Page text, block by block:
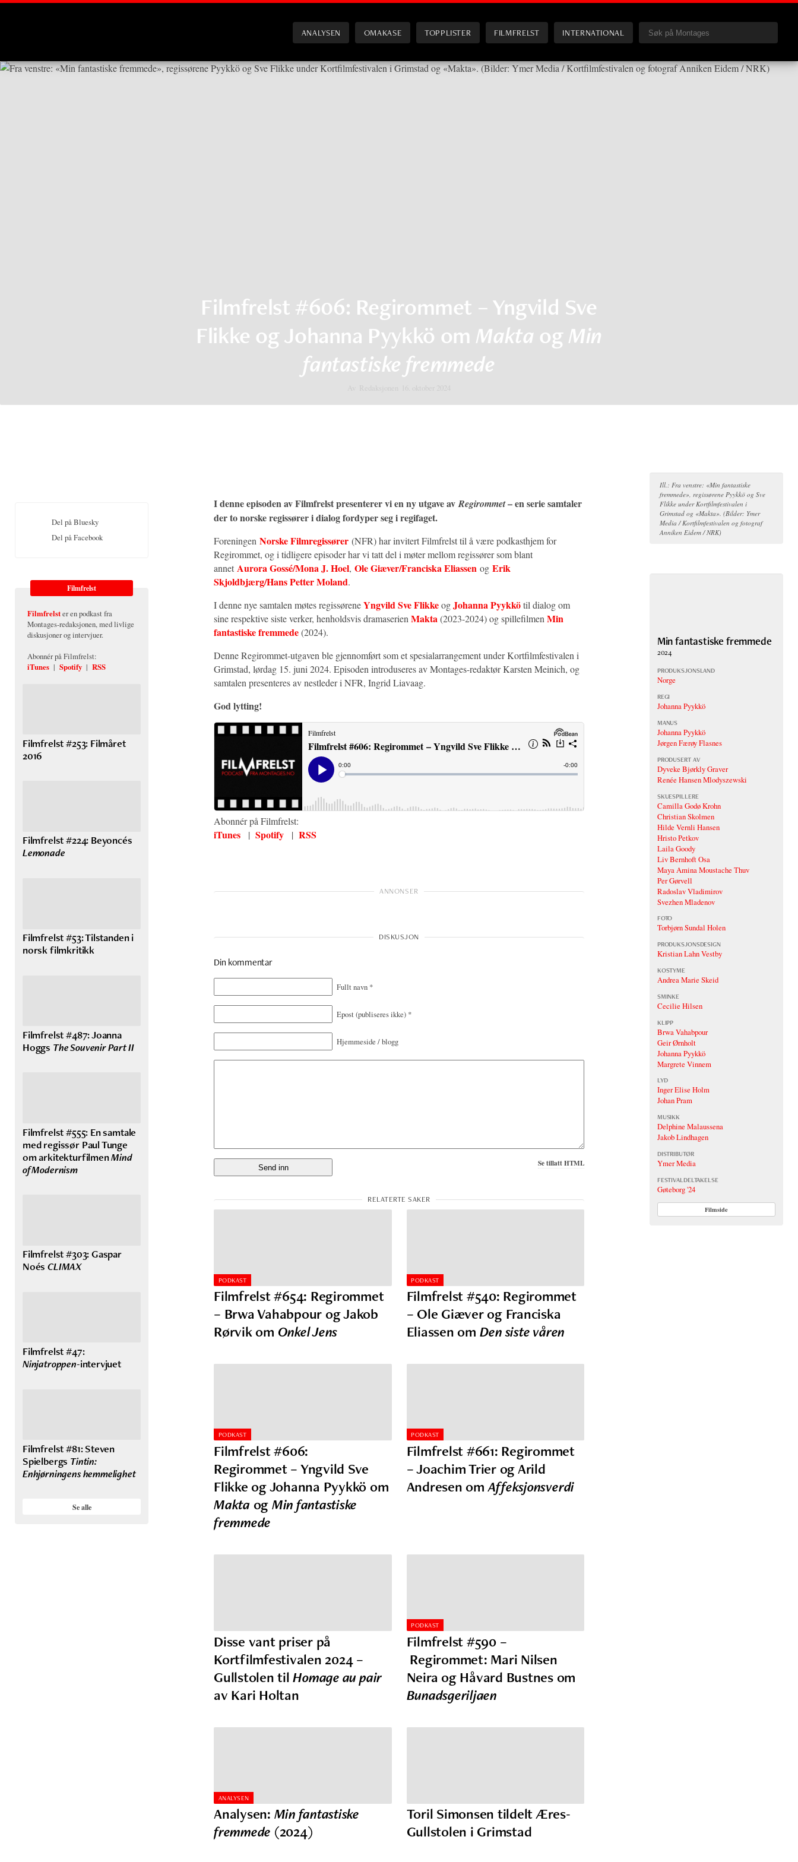
ANALYSEN OMAKASE TOPPLISTER FILMFRELST INTERNATIONAL
Filmfrelst #606: Regirommet – Yngvild Sve
Flikke og Johanna Pyykkö om Makta og Min
fantastiske fremmede
I denne episoden av Filmfrelst presenterer vi en ny utgave avRegirommet– en serie samtaler
der to norske regissører i dialog fordyper seg i regifaget.
Foreningen Norske Filmregissører (NFR) har invitert Filmfrelst til å være podkasthjem for
Regirommet, og i tidligere episoder har vi tatt del i møter mellom regissører som blant
annet Aurora Gossé/Mona J. Hoel, Ole Giæver/Franciska Eliassen og Erik
Skjoldbjærg/Hans Petter Moland.
I denne nye samtalen møtes regissøreneYngvild Sve FlikkeogJohanna Pyykkötil dialog om
sine respektive siste verker, henholdsvis dramaserienMakta(2023-2024) og spillefilmenMin
fantastiske fremmede(2024).
Denne Regirommet-utgaven ble gjennomført som et spesialarrangement under Kortfilmfestivalen i
Grimstad, lørdag 15. juni 2024. Episoden introduseres av Montages-redaktør Karsten Meinich, og
samtalen presenteres av nestleder i NFR, Ingrid Liavaag.
God lytting!
Abonnér på Filmfrelst:
iTunes | Spotify | RSS
Din kommentar
Fullt navn *
Epost(publiseres ikke) *
Hjemmeside / blogg
Se tillatt HTML
PODKAST
Filmfrelst #654: Regirommet
– Brwa Vahabpour og Jakob
Rørvik om Onkel Jens
PODKAST
Filmfrelst #540: Regirommet
– Ole Giæver og Franciska
Eliassen om Den siste våren
PODKAST
Filmfrelst #606:
Regirommet – Yngvild Sve
Flikke og Johanna Pyykkö om
Makta ogMin fantastiske
fremmede
PODKAST
Filmfrelst #661: Regirommet
– Joachim Trier og Arild
Andresen omAffeksjonsverdi
Disse vant priser på
Kortfilmfestivalen 2024 –
Gullstolen tilHomage au pair
av Kari Holtan
PODKAST
Filmfrelst #590 –
Regirommet: Mari Nilsen
Neira og Håvard Bustnes om
Bunadsgeriljaen
ANALYSEN
Analysen: Min fantastiske
fremmede (2024)
Toril Simonsen tildelt Æres-
Gullstolen i Grimstad
Del på Bluesky
Del på Facebook
Filmfrelst
Filmfrelster en podkast fra
Montages-redaksjonen, med livlige
diskusjoner og intervjuer.
Abonnér på Filmfrelst:
iTunes | Spotify | RSS
Filmfrelst #253: Filmåret
2016
Filmfrelst #224: Beyoncés
Lemonade
Filmfrelst #53: Tilstanden i
norsk filmkritikk
Filmfrelst #487: Joanna
Hoggs The Souvenir Part II
Filmfrelst #555: En samtale
med regissør Paul Tunge
om arkitekturfilmenMind
of Modernism
Filmfrelst #303: Gaspar
NoésCLIMAX
Filmfrelst #47:
Ninjatroppen-intervjuet
Filmfrelst #81: Steven
Spielbergs Tintin:
Enhjørningens hemmelighet
Se alle
Ill.: Fra venstre: «Min fantastiske
fremmede», regissørene Pyykkö og Sve
Flikke under Kortfilmfestivalen i
Grimstad og «Makta». (Bilder: Ymer
Media / Kortfilmfestivalen og fotograf
Anniken Eidem / NRK)
Min fantastiske fremmede
2024
PRODUKSJONSLAND
Norge
REGI
Johanna Pyykkö
MANUS
Johanna Pyykkö
Jørgen Færøy Flasnes
PRODUSERT AV
Dyveke Bjørkly Graver
Renée Hansen Mlodyszewski
SKUESPILLERE
Camilla Godø Krohn
Christian Skolmen
Hilde Vernli Hansen
Hristo Petkov
Laila Goody
Liv Bernhoft Osa
Maya Amina Moustache Thuv
Per Gørvell
Radoslav Vladimirov
Svezhen Mladenov
FOTO
Torbjørn Sundal Holen
PRODUKSJONSDESIGN
Kristian Lahn Vestby
KOSTYME
Andrea Marie Skeid
SMINKE
Cecilie Hilsen
KLIPP
Brwa Vahabpour
Geir Ørnholt
Johanna Pyykkö
Margrete Vinnem
LYD
Inger Elise Holm
Johan Pram
MUSIKK
Delphine Malaussena
Jakob Lindhagen
DISTRIBUTØR
Ymer Media
FESTIVALDELTAKELSE
Gøteborg '24
Filmside